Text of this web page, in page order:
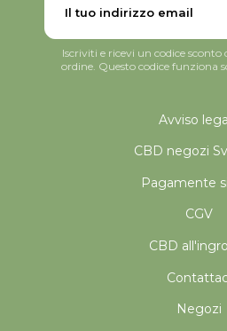
Avviso
CBD negozi
Pagamente
CGV
CBD
Negozi
Iscriviti e ricevi un codice
ordine. Questo codice funziona